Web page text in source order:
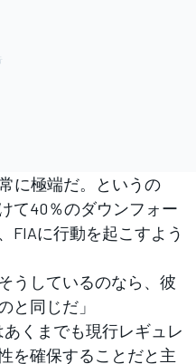
に極端だ。というの
て40％のダウンフォー
FIAに行動を起こすよう
うしているのなら、彼
と同じだ」
くまでも現行レギュレ
を確保することだと主